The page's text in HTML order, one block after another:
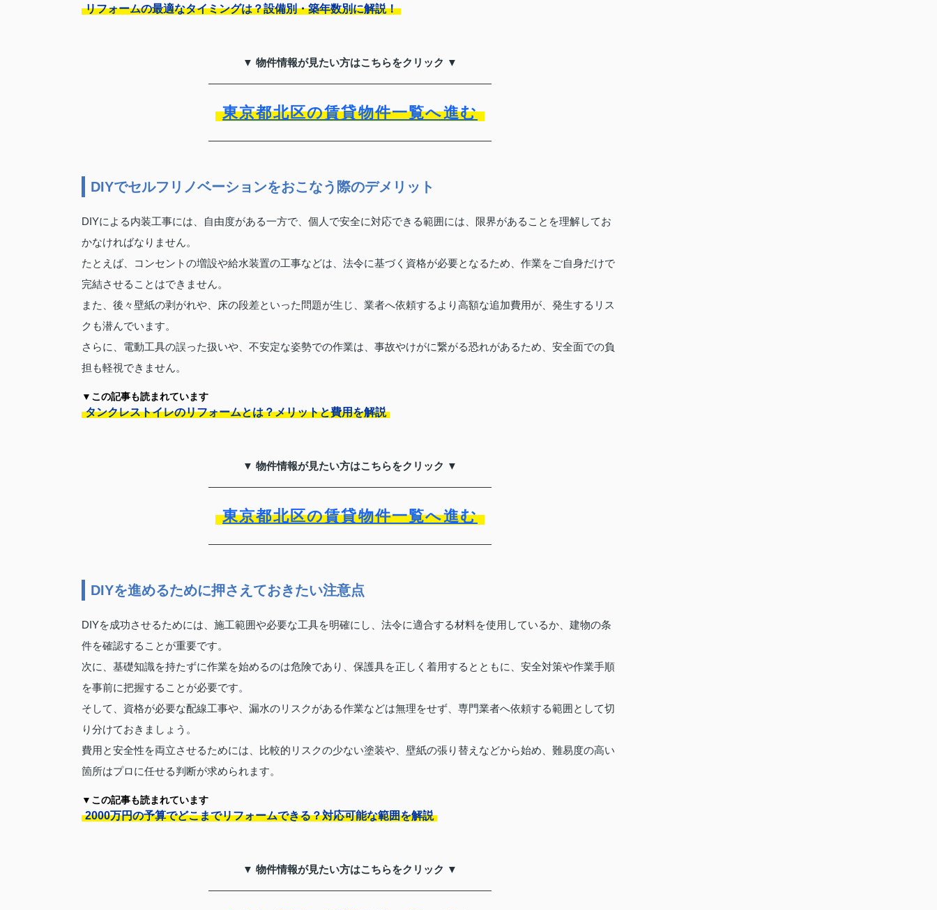
リフォームの最適なタイミングは？設備別・築年数別に解説！
▼ 物件情報が見たい方はこちらをクリック ▼
東京都北区の賃貸物件一覧へ進む
DIYでセルフリノベーションをおこなう際のデメリット
DIYによる内装工事には、自由度がある一方で、個人で安全に対応できる範囲には、限界があることを理解してお
かなければなりません。
たとえば、コンセントの増設や給水装置の工事などは、法令に基づく資格が必要となるため、作業をご自身だけで
完結させることはできません。
また、後々壁紙の剥がれや、床の段差といった問題が生じ、業者へ依頼するより高額な追加費用が、発生するリス
クも潜んでいます。
さらに、電動工具の誤った扱いや、不安定な姿勢での作業は、事故やけがに繋がる恐れがあるため、安全面での負
担も軽視できません。
▼この記事も読まれています
タンクレストイレのリフォームとは？メリットと費用を解説
▼ 物件情報が見たい方はこちらをクリック ▼
東京都北区の賃貸物件一覧へ進む
DIYを進めるために押さえておきたい注意点
DIYを成功させるためには、施工範囲や必要な工具を明確にし、法令に適合する材料を使用しているか、建物の条
件を確認することが重要です。
次に、基礎知識を持たずに作業を始めるのは危険であり、保護具を正しく着用するとともに、安全対策や作業手順
を事前に把握することが必要です。
そして、資格が必要な配線工事や、漏水のリスクがある作業などは無理をせず、専門業者へ依頼する範囲として切
り分けておきましょう。
費用と安全性を両立させるためには、比較的リスクの少ない塗装や、壁紙の張り替えなどから始め、難易度の高い
箇所はプロに任せる判断が求められます。
▼この記事も読まれています
2000万円の予算でどこまでリフォームできる？対応可能な範囲を解説
▼ 物件情報が見たい方はこちらをクリック ▼